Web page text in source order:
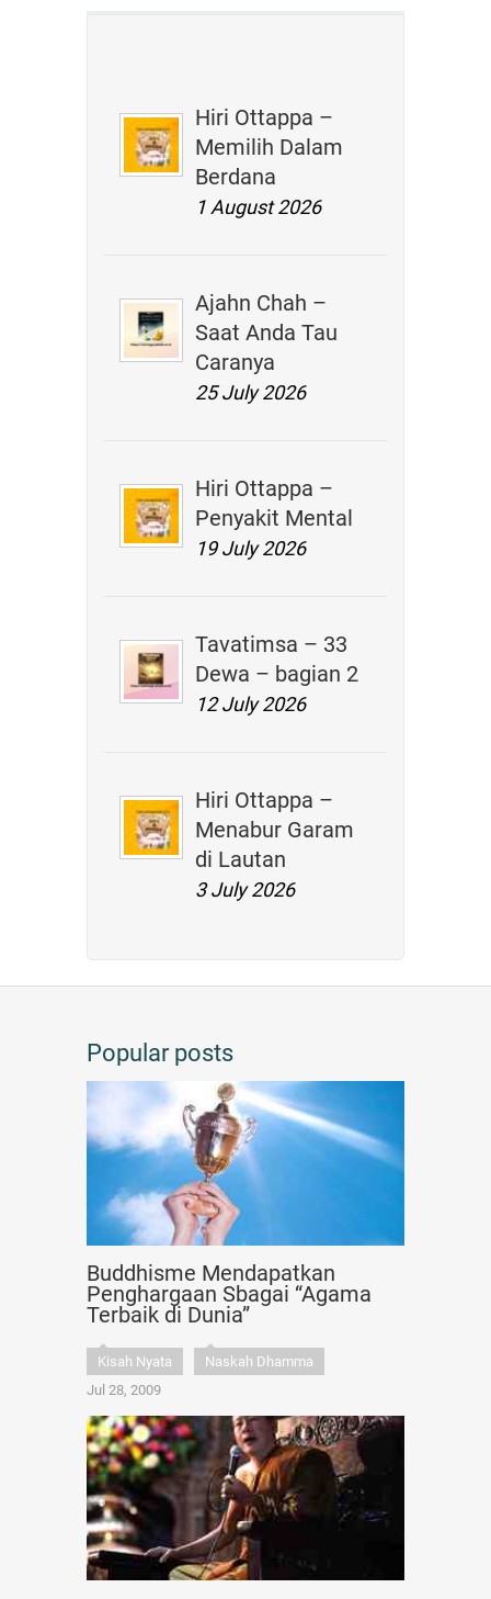
Hiri Ottappa –
Memilih Dalam
Berdana
1 August 2026
Ajahn Chah –
Saat Anda Tau
Caranya
25 July 2026
Hiri Ottappa –
Penyakit Mental
19 July 2026
Tavatimsa – 33
Dewa – bagian 2
12 July 2026
Hiri Ottappa –
Menabur Garam
di Lautan
3 July 2026
Popular posts
Buddhisme Mendapatkan
Penghargaan Sbagai “Agama
Terbaik di Dunia”
Kisah Nyata
Naskah Dhamma
Jul 28, 2009